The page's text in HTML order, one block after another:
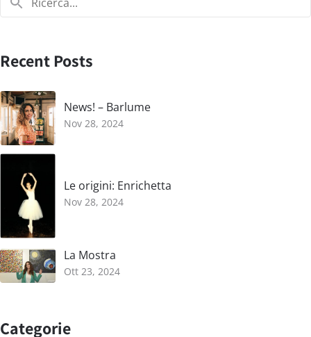
Recent Posts
News! – Barlume
Nov 28, 2024
Le origini: Enrichetta
Nov 28, 2024
La Mostra
Ott 23, 2024
Categorie